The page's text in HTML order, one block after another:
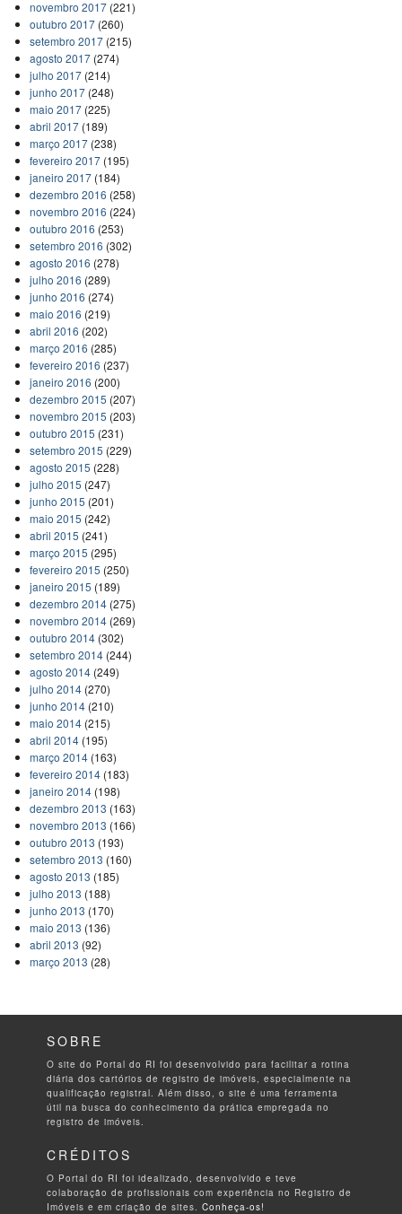
novembro 2017(221)
outubro 2017(260)
setembro 2017(215)
agosto 2017(274)
julho 2017(214)
junho 2017(248)
maio 2017(225)
abril 2017(189)
março 2017(238)
fevereiro 2017(195)
janeiro 2017(184)
dezembro 2016 (258)
novembro 2016 (224)
outubro 2016 (253)
setembro 2016 (302)
agosto 2016 (278)
julho 2016 (289)
junho 2016 (274)
maio 2016 (219)
abril 2016 (202)
março 2016 (285)
fevereiro 2016 (237)
janeiro 2016 (200)
dezembro 2015 (207)
novembro 2015 (203)
outubro 2015 (231)
setembro 2015 (229)
agosto 2015 (228)
julho 2015 (247)
junho 2015 (201)
maio 2015 (242)
abril 2015 (241)
março 2015 (295)
fevereiro 2015 (250)
janeiro 2015 (189)
dezembro 2014(275)
novembro 2014(269)
outubro 2014(302)
setembro 2014(244)
agosto 2014(249)
julho 2014(270)
junho 2014(210)
maio 2014(215)
abril 2014(195)
março 2014(163)
fevereiro 2014(183)
janeiro 2014(198)
dezembro 2013 (163)
novembro 2013 (166)
outubro 2013 (193)
setembro 2013 (160)
agosto 2013 (185)
julho 2013 (188)
junho 2013 (170)
maio 2013 (136)
abril 2013 (92)
março 2013 (28)
SOBRE
O site do Portal do RI foi desenvolvido para facilitar a rotina
diária dos cartórios de registro de imóveis, especialmente na
qualificação registral. Além disso, o site é uma ferramenta
útil na busca do conhecimento da prática empregada no
registro de imóveis.
CRÉDITOS
O Portal do RI foi idealizado, desenvolvido e teve
colaboração de profissionais com experiência no Registro de
Imóveis e em criação de sites.Conheça-os!